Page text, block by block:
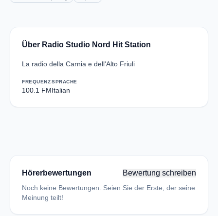
Über Radio Studio Nord Hit Station
La radio della Carnia e dell'Alto Friuli
FREQUENZ
100.1 FM
SPRACHE
Italian
Hörerbewertungen Bewertung schreiben
Noch keine Bewertungen. Seien Sie der Erste, der seine
Meinung teilt!